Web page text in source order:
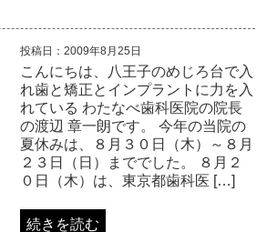
投稿日：2009年8月25日
こんにちは、八王子のめじろ台で入
れ歯と矯正とインプラントに力を入
れている わたなべ歯科医院の院長
の渡辺 章一朗です。 今年の当院の
夏休みは、８月３０日（木）～８月
２３日（日）まででした。 ８月２
０日（木）は、東京都歯科医 […]
続きを読む